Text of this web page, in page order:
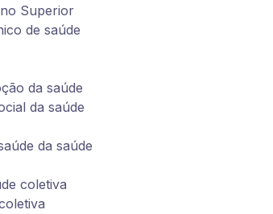
Superior
de saúde
da saúde
da saúde
da saúde
coletiva